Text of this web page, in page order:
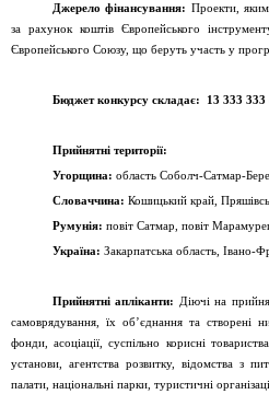
Джерело фінансування: Проекти, яким
за рахунок коштівЄвропейського
Європейського Союзу, що беруть участь у
Бюджет конкурсу складає: 13 333 333
Прийнятні території:
Угорщина: область Соболч-Сатмар-
Словаччина: Кошицький край,
Румунія: повіт Сатмар, повіт
Україна: Закарпатська область, Івано-
Прийнятні апліканти:
Діючі на
самоврядування
їх об’єднання та створені
фонди, асоціації, суспільно корисні
установи, агентства розвитку, відомства з
палати, національні парки, туристичні